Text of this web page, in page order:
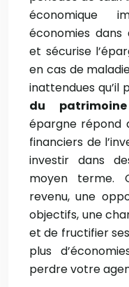
économique
économies
et sécurise
en cas de
inattendues qu’il
du patrimoine
épargne répond
financiers de
investir dans
moyen terme.
revenu, une
objectifs, une
et de fructifier
plus
perdre votre